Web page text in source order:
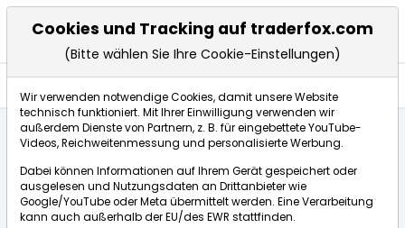
Börse:
Cookies und Tracking auf traderfox.com
(Bitte wählen Sie Ihre Cookie-Einstellungen)
Wir verwenden notwendige Cookies, damit unsere Website
technisch funktioniert. Mit Ihrer Einwilligung verwenden wir
außerdem Dienste von Partnern, z. B. für eingebettete YouTube-
Videos, Reichweitenmessung und personalisierte Werbung.
Dabei können Informationen auf Ihrem Gerät gespeichert oder
ausgelesen und Nutzungsdaten an Drittanbieter wie
Google/YouTube oder Meta übermittelt werden. Eine Verarbeitung
kann auch außerhalb der EU/des EWR stattfinden.